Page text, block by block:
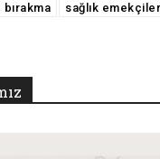
bırakma sağlık